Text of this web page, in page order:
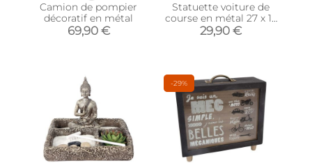
Camion de pompier
décoratif en métal
69,90 €
Statuette voiture de
course en métal 27 x 13
cm (Modèle 2)
29,90 €
-29%